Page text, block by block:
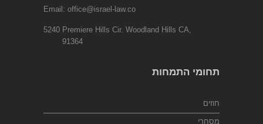
Email: office@israel-law.co
5240 Premiere Hills Cir. Woodland Hills CA,
91364
תחומי התמחות
חוזים
מסחרי